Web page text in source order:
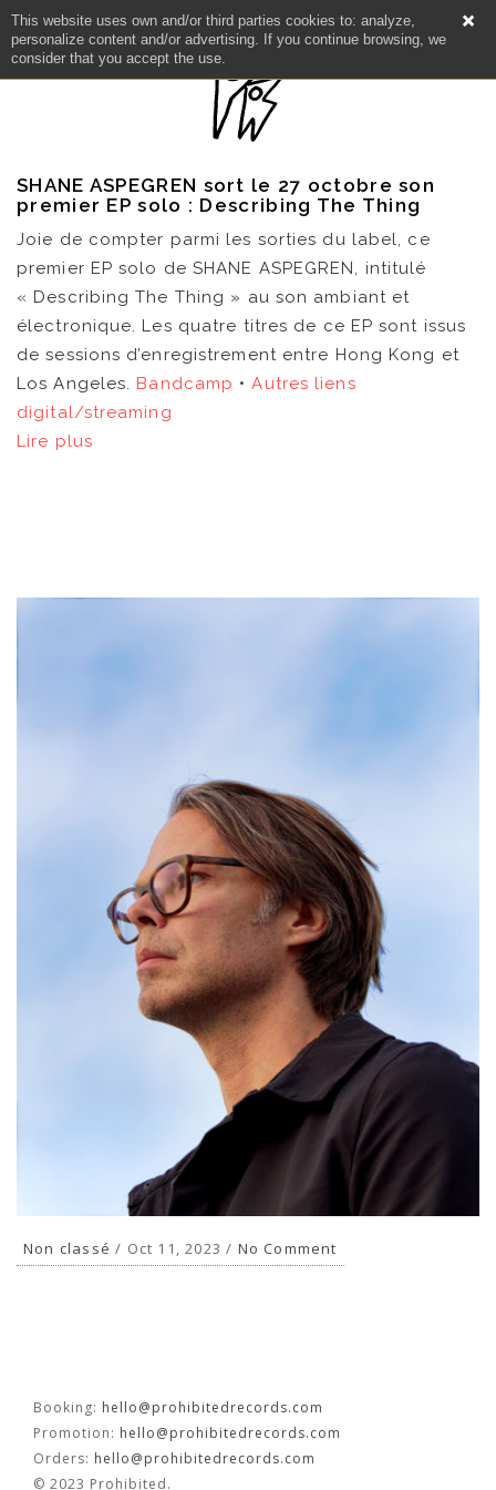
This website uses own and/or third parties cookies to: analyze,
personalize content and/or advertising. If you continue browsing, we
consider that you accept the use.
VIDÉOS
BOOKING
SHANE ASPEGREN sort le 27 octobre son
premier EP solo : Describing The Thing
Joie de compter parmi les sorties du label, ce
premier EP solo de SHANE ASPEGREN, intitulé
« Describing The Thing » au son ambiant et
électronique. Les quatre titres de ce EP sont issus
de sessions d’enregistrement entre Hong Kong et
Los Angeles. Bandcamp •Autres liens
digital/streaming
Lire plus
Non classé / Oct 11, 2023 / No Comment
Booking: hello@prohibitedrecords.com
Promotion: hello@prohibitedrecords.com
Orders: hello@prohibitedrecords.com
© 2023 Prohibited.